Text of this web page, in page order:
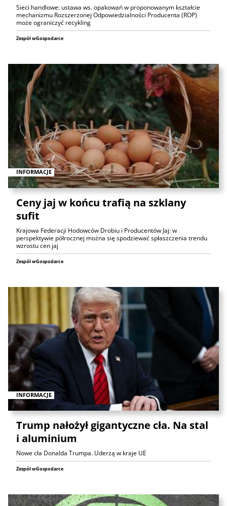
Sieci handlowe: ustawa ws. opakowań w proponowanym kształcie
mechanizmu Rozszerzonej Odpowiedzialności Producenta (ROP)
może ograniczyć recykling
Zespół wGospodarce
INFORMACJE
Ceny jaj w końcu trafią na szklany
sufit
Krajowa Federacji Hodowców Drobiu i Producentów Jaj: w
perspektywie półrocznej można się spodziewać spłaszczenia trendu
wzrostu cen jaj
Zespół wGospodarce
INFORMACJE
Trump nałożył gigantyczne cła. Na stal
i aluminium
Nowe cła Donalda Trumpa. Uderzą w kraje UE
Zespół wGospodarce